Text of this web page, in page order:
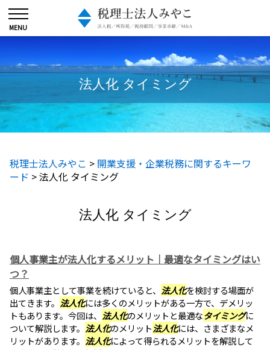
法人化 タイミング
税理士法人みやこ > 開業支援・企業税務に関するキーワ
ード >法人化 タイミング
法人化 タイミング
個人事業主が法人化するメリット｜最適なタイミングはい
つ？
個人事業主として事業を続けていると、 法人化を検討する場面が
出てきます。 法人化には多くのメリットがある一方で、デメリッ
トもあります。今回は、 法人化のメリットと最適なタイミングに
ついて解説します。 法人化のメリット法人化には、さまざまなメ
リットがあります。 法人化によって得られるメリットを解説して